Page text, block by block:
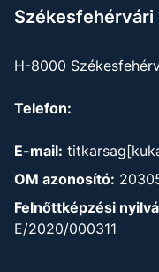
Székesfehérvári
H-8000
Telefon:
E-mail:
OM azonosító:
Felnőttképzési
E/2020/000311